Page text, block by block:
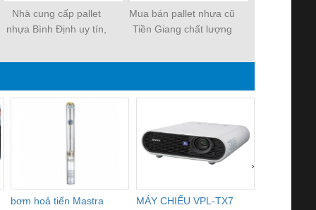
Nhà cung cấp pallet
nhựa Bình Định uy tín,
Mua bán pallet nhựa cũ
Tiền Giang chất lượng
bơm hoả tiển Mastra MÁY CHIẾU VPL-TX7
›